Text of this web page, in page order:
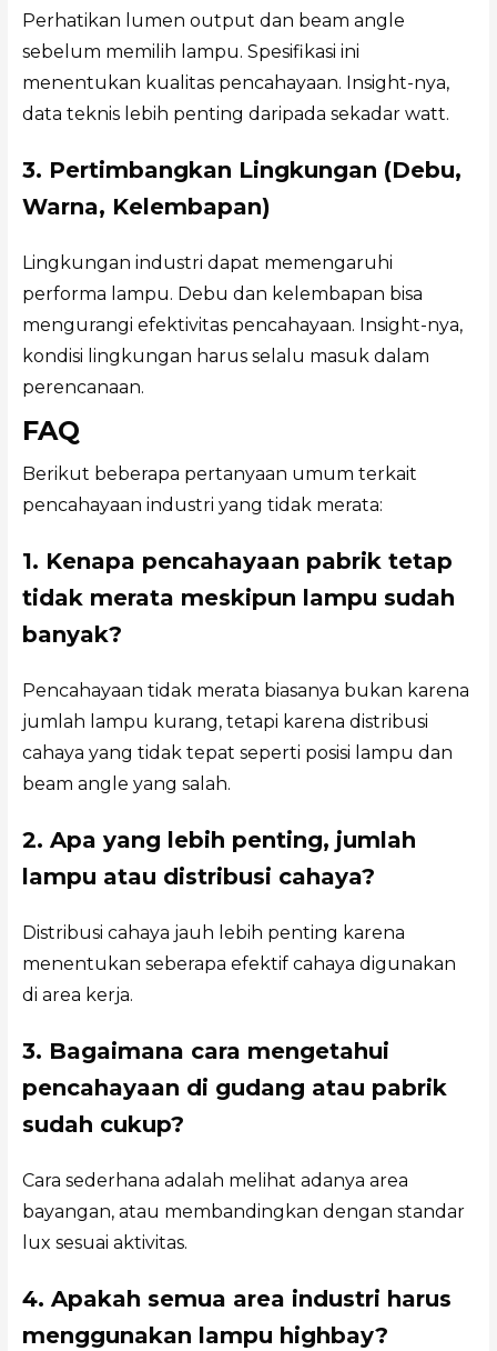
Perhatikan lumen output dan beam angle
sebelum memilih lampu. Spesifikasi ini
menentukan kualitas pencahayaan. Insight-nya,
data teknis lebih penting daripada sekadar watt.
3. Pertimbangkan Lingkungan (Debu,
Warna, Kelembapan)
Lingkungan industri dapat memengaruhi
performa lampu. Debu dan kelembapan bisa
mengurangi efektivitas pencahayaan. Insight-nya,
kondisi lingkungan harus selalu masuk dalam
perencanaan.
FAQ
Berikut beberapa pertanyaan umum terkait
pencahayaan industri yang tidak merata:
1. Kenapa pencahayaan pabrik tetap
tidak merata meskipun lampu sudah
banyak?
Pencahayaan tidak merata biasanya bukan karena
jumlah lampu kurang, tetapi karena distribusi
cahaya yang tidak tepat seperti posisi lampu dan
beam angle yang salah.
2. Apa yang lebih penting, jumlah
lampu atau distribusi cahaya?
Distribusi cahaya jauh lebih penting karena
menentukan seberapa efektif cahaya digunakan
di area kerja.
3. Bagaimana cara mengetahui
pencahayaan di gudang atau pabrik
sudah cukup?
Cara sederhana adalah melihat adanya area
bayangan, atau membandingkan dengan standar
lux sesuai aktivitas.
4. Apakah semua area industri harus
menggunakan lampu highbay?